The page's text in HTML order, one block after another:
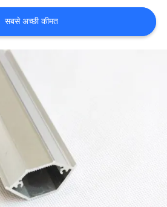
सबसे अच्छी कीमत